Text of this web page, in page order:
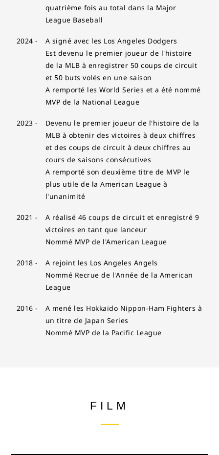
quatrième fois au total dans la Major
League Baseball
2024 -
A signé avec les Los Angeles Dodgers
Est devenu le premier joueur de l'histoire
de la MLB à enregistrer 50 coups de circuit
et 50 buts volés en une saison
A remporté les World Series et a été nommé
MVP de la National League
2023 -
Devenu le premier joueur de l'histoire de la
MLB à obtenir des victoires à deux chiffres
et des coups de circuit à deux chiffres au
cours de saisons consécutives
A remporté son deuxième titre de MVP le
plus utile de la American League à
l'unanimité
2021 -
A réalisé 46 coups de circuit et enregistré 9
victoires en tant que lanceur
Nommé MVP de l'American League
2018 -
A rejoint les Los Angeles Angels
Nommé Recrue de l'Année de la American
League
2016 -
A mené les Hokkaido Nippon-Ham Fighters à
un titre de Japan Series
Nommé MVP de la Pacific League
FILM